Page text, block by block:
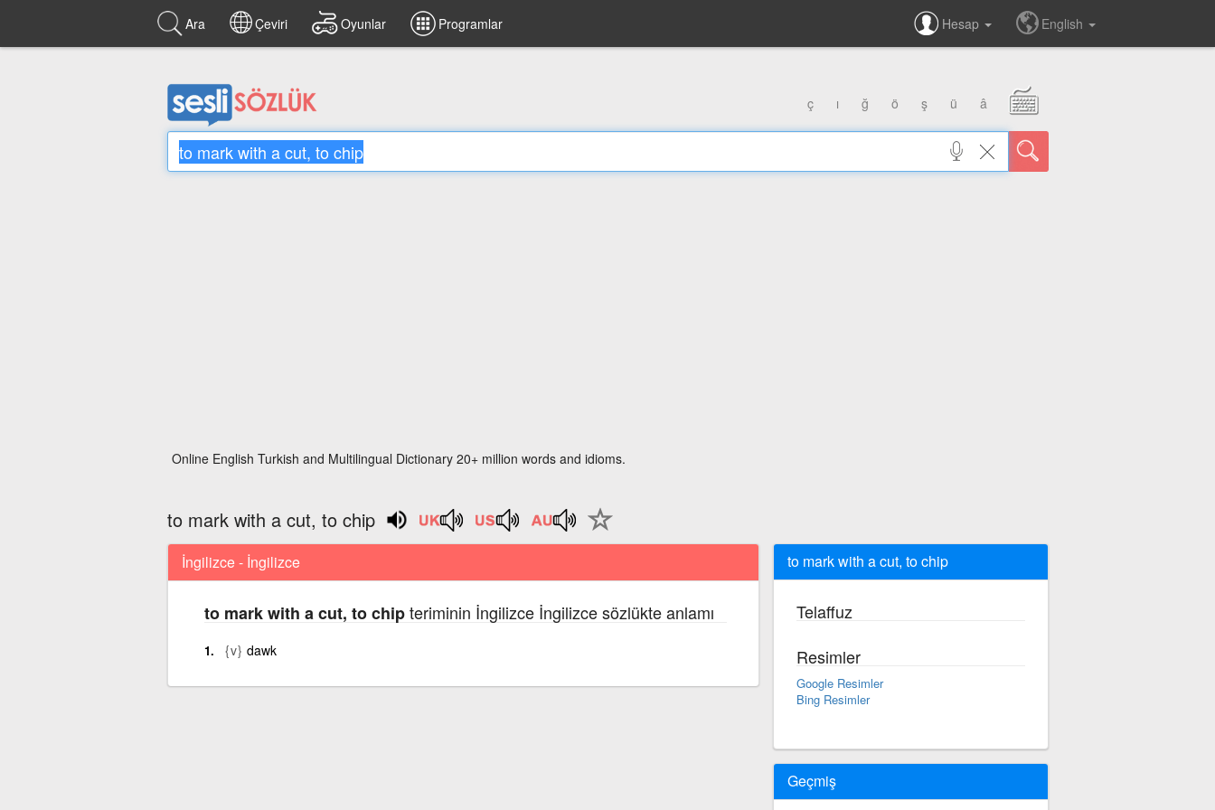
Ara Çeviri Oyunlar Programlar Hesap English
ç ı ğ ö ş ü â
Online English Turkish and Multilingual Dictionary 20+ million words and idioms.
to mark with a cut, to chip
İngilizce - İngilizce
to mark with a cut, to chipteriminin İngilizce İngilizce sözlükte anlamı
{v} dawk
to mark with a cut, to chip
Telaffuz
Resimler
Google Resimler
Bing Resimler
Geçmiş